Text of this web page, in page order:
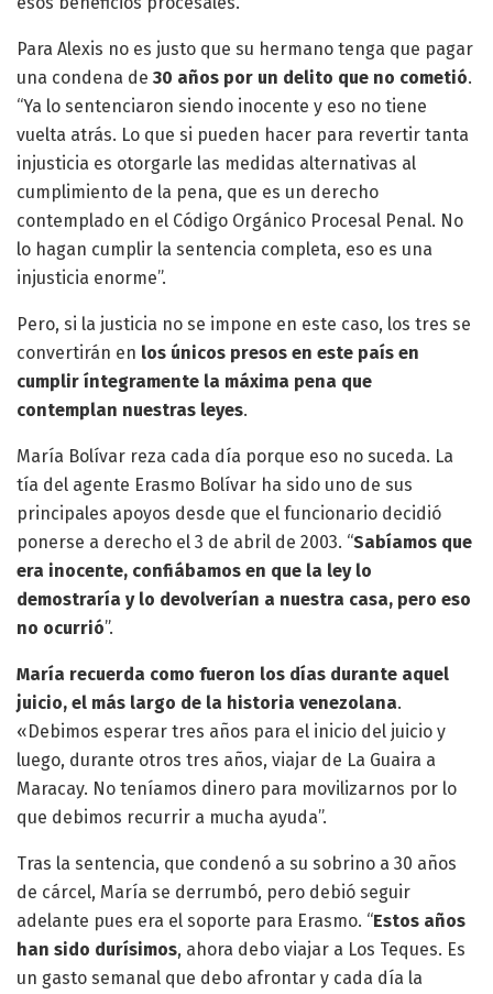
Para Alexis no es justo que su hermano tenga que pagar
una condena de 30 años por un delito que no cometió.
“Ya lo sentenciaron siendo inocente y eso no tiene
vuelta atrás. Lo que si pueden hacer para revertir tanta
injusticia es otorgarle las medidas alternativas al
cumplimiento de la pena, que es un derecho
contemplado en el Código Orgánico Procesal Penal. No
lo hagan cumplir la sentencia completa, eso es una
injusticia enorme”.
Pero, si la justicia no se impone en este caso, los tres se
convertirán en los únicos presos en este país en
cumplir íntegramente la máxima pena que
contemplan nuestras leyes.
María Bolívar reza cada día porque eso no suceda. La
tía del agente Erasmo Bolívar ha sido uno de sus
principales apoyos desde que el funcionario decidió
ponerse a derecho el 3 de abril de 2003. “Sabíamos que
era inocente, confiábamos en que la ley lo
demostraría y lo devolverían a nuestra casa, pero eso
no ocurrió”.
María recuerda como fueron los días durante aquel
juicio, el más largo de la historia venezolana.
«Debimos esperar tres años para el inicio del juicio y
luego, durante otros tres años, viajar de La Guaira a
Maracay. No teníamos dinero para movilizarnos por lo
que debimos recurrir a mucha ayuda”.
Tras la sentencia, que condenó a su sobrino a 30 años
de cárcel, María se derrumbó, pero debió seguir
adelante pues era el soporte para Erasmo. “Estos años
han sido durísimos, ahora debo viajar a Los Teques. Es
un gasto semanal que debo afrontar y cada día la